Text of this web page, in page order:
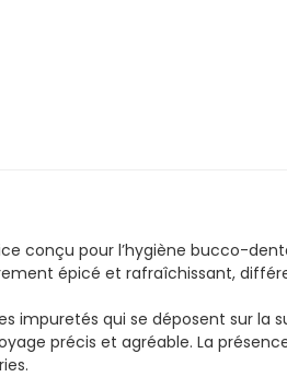
conçu pour l’hygiène bucco-
épicé et rafraîchissant,
impuretés qui se déposent sur
précis et agréable. La